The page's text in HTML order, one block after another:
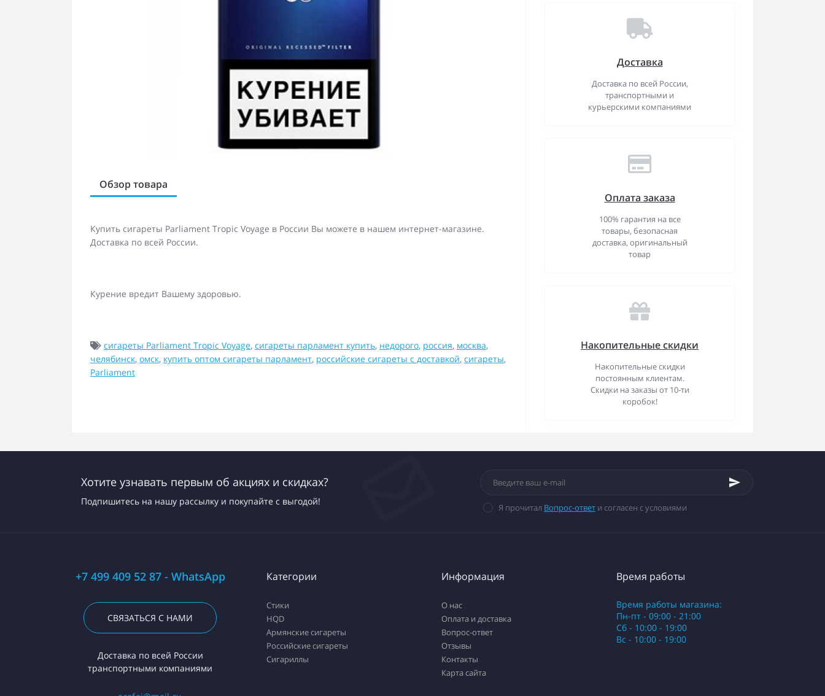
Обзор товара
Купить сигареты Parliament Tropic Voyage в России Вы можете в нашем интернет-магазине.
Доставка по всей России.
Курение вредит Вашему здоровью.
сигареты Parliament Tropic Voyage, сигареты парламент купить, недорого, россия, москва,
челябинск, омск, купить оптом сигареты парламент, российские сигареты с доставкой, сигареты,
Parliament
Доставка
Доставка по всей России,
транспортными и
курьерскими компаниями
Оплата заказа
100% гарантия на все
товары, безопасная
доставка, оригинальный
товар
Накопительные скидки
Накопительные скидки
постоянным клиентам.
Скидки на заказы от 10-ти
коробок!
Хотите узнавать первым об акциях и скидках?
Подпишитесь на нашу рассылку и покупайте с выгодой!
Я прочитал Вопрос-ответ и согласен с условиями
+7 499 409 52 87 - WhatsApp
СВЯЗАТЬСЯ С НАМИ
Доставка по всей России
транспортными компаниями
Категории
Стики
HQD
Армянские сигареты
Российские сигареты
Сигариллы
Информация
О нас
Оплата и доставка
Вопрос-ответ
Отзывы
Контакты
Карта сайта
Время работы
Время работы магазина:
Пн-пт - 09:00 - 21:00
Сб - 10:00 - 19:00
Вс - 10:00 - 19:00